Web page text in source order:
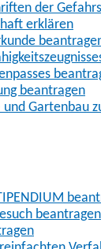
der
erklären
beantragen
Gartenbau
beantragen